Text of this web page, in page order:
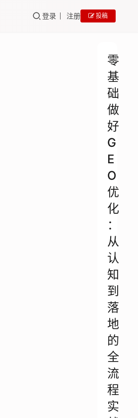
登录 注册 投稿
零
基
础
做
好
G
E
O
优
化
：
从
认
知
到
落
地
的
全
流
程
实